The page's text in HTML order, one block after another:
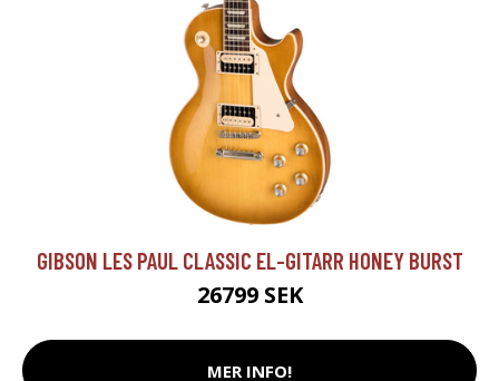
GIBSON LES PAUL CLASSIC EL-GITARR HONEY BURST
26799 SEK
MER INFO!